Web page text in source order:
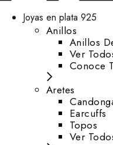
Joyas en plata 925
Anillos
Anillos
Ver
Conoce
Aretes
Earcuffs
Topos
Ver